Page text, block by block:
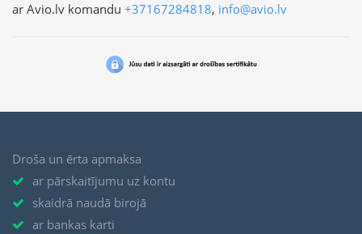
ar Avio.lv komandu +37167284818, info@avio.lv
Droša un ērta apmaksa
ar pārskaitījumu uz kontu
skaidrā naudā birojā
ar bankas karti